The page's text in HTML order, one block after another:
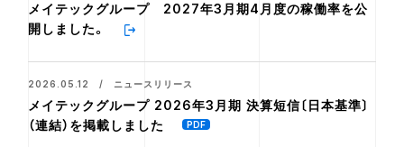
メイテックグループ 2027年3月期4月度の稼働率を公
開しました。
2026.05.12 / ニュースリリース
メイテックグループ 2026年3月期 決算短信〔日本基準〕
（連結）を掲載しました